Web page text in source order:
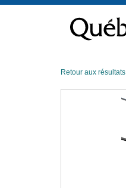
contenu
Retour aux résultats